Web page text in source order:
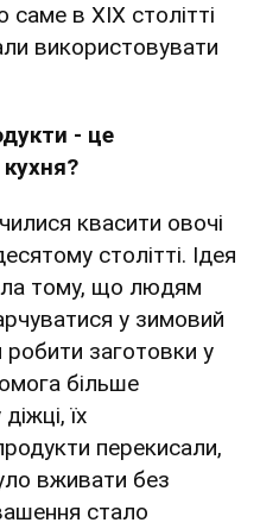
в XIX столітті
використовувати
- це
квасити овочі
столітті. Ідея
тому, що людям
у зимовий
заготовки у
більше
їх
перекисали,
вживати без
стало